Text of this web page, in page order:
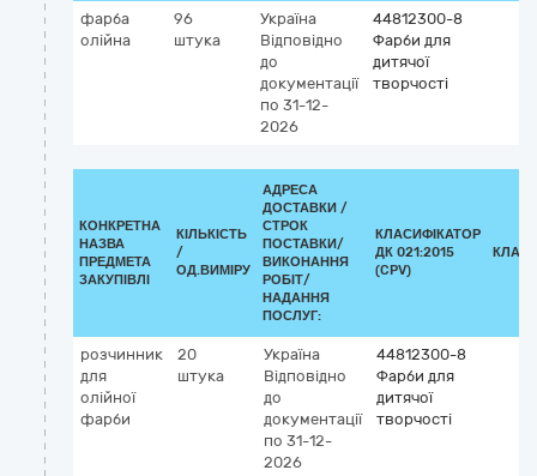
фарба
олійна
96
штука
Україна
Відповідно
до
документації
по 31-12-
2026
44812300-8
Фарби для
дитячої
творчості
КОНКРЕТНА
НАЗВА
ПРЕДМЕТА
ЗАКУПІВЛІ
КІЛЬКІСТЬ
/
ОД.ВИМІРУ
АДРЕСА
ДОСТАВКИ /
СТРОК
ПОСТАВКИ/
ВИКОНАННЯ
РОБІТ/
НАДАННЯ
ПОСЛУГ:
КЛАСИФІКАТОР
ДК 021:2015
(CPV)
розчинник
для
олійної
фарби
20
штука
Україна
Відповідно
до
документації
по 31-12-
2026
44812300-8
Фарби для
дитячої
творчості